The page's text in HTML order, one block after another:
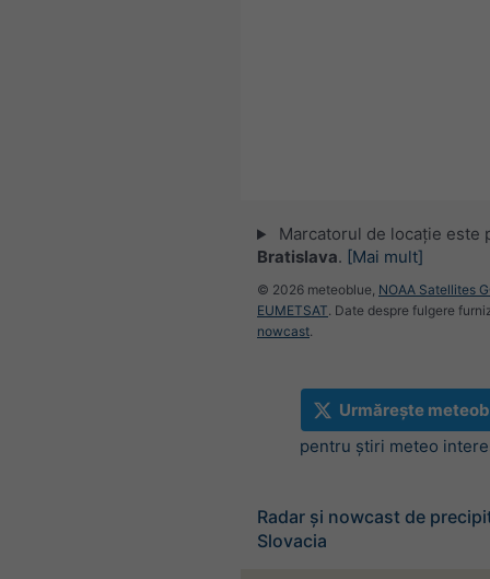
Marcatorul de locație este
Bratislava. [Mai mult]
© 2026 meteoblue, NOAA Satellites
EUMETSAT. Date despre fulgere
nowcast.
Urmărește
pentru știri meteo
Radar și nowcast de
Slovacia